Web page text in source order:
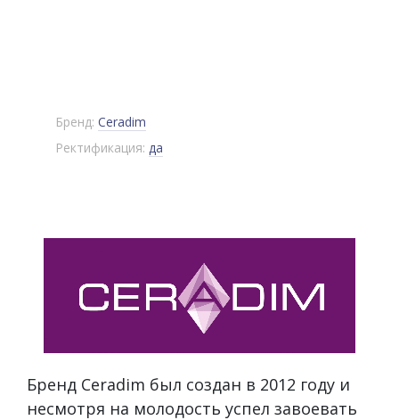
Бренд: Ceradim
Ректификация: да
Бренд Ceradim был создан в 2012 году и
несмотря на молодость успел завоевать